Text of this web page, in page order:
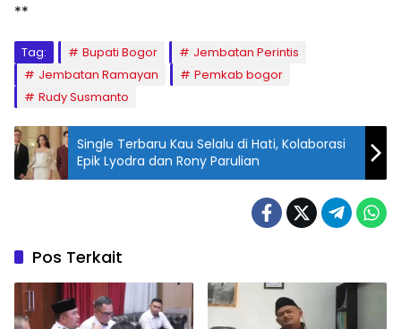
**
Tag: Bupati Bogor
Jembatan Perintis
Jembatan Ramayan
Pemkab bogor
Rudy Susmanto
Single Terbaru Kau Selalu di Hati, Kolaborasi
Epik Lyodra dan Rony Parulian
Pos Terkait